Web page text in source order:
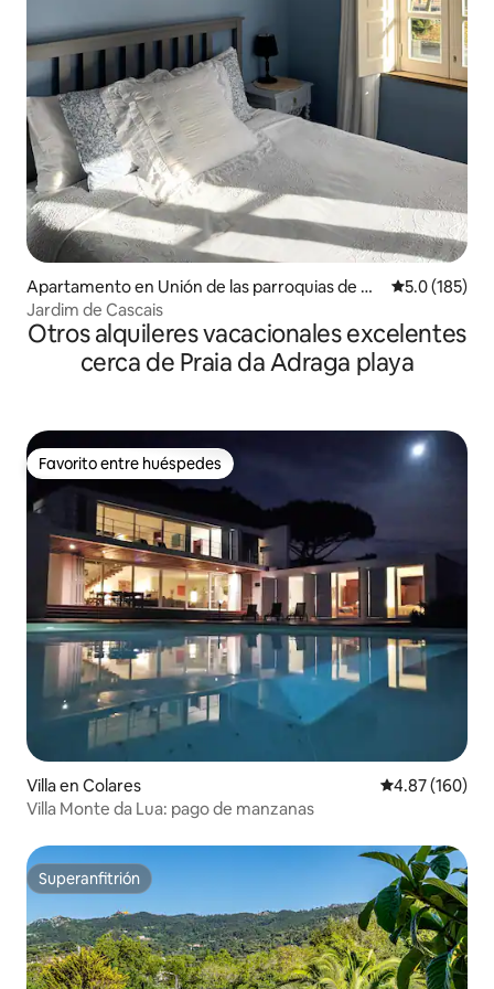
Apartamento en Unión de las parroquias de Ca
scais y Estoril
Calificación
5.0 (185)
Jardim de Cascais
Otros alquileres vacacionales excelentes
cerca de Praia da Adraga playa
Favorito entre huéspedes
Favorito entre huéspedes
Villa en Colares Calificación
4.87 (160)
Villa Monte da Lua: pago de manzanas
Superanfitrión
Superanfitrión